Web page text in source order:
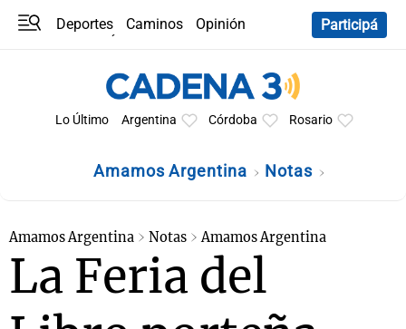
Deportes Caminos
Opinión
Participá
Lo Último Argentina Córdoba Rosario
Amamos Argentina Notas
Amamos Argentina Notas Amamos Argentina
La Feria del